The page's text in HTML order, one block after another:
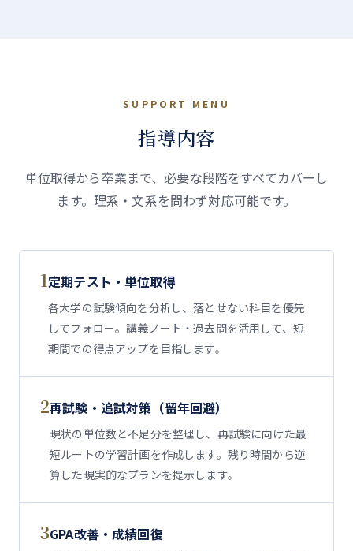
SUPPORT MENU
指導内容
単位取得から卒業まで、必要な段階をすべてカバーし
ます。理系・文系を問わず対応可能です。
1定期テスト・単位取得
各大学の試験傾向を分析し、落とせない科目を優先
してフォロー。講義ノート・過去問を活用して、短
期間での得点アップを目指します。
2再試験・追試対策（留年回避）
現状の単位数と不足分を整理し、再試験に向けた最
短ルートの学習計画を作成します。残り時間から逆
算した現実的なプランを提示します。
3GPA改善・成績回復